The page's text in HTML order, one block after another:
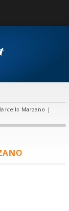
Marzano |